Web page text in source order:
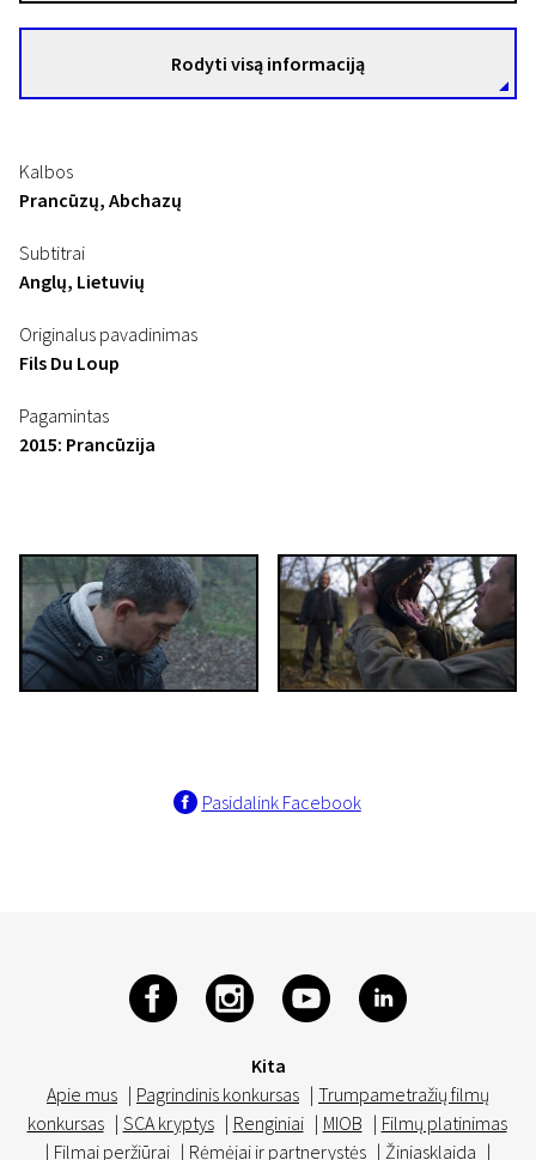
Rodyti visą informaciją
Kalbos
Prancūzų, Abchazų
Subtitrai
Anglų, Lietuvių
Originalus pavadinimas
Fils Du Loup
Pagamintas
2015: Prancūzija
Pasidalink Facebook
Kita
Apie mus | Pagrindinis konkursas | Trumpametražių filmų
konkursas | SCA kryptys | Renginiai | MIOB | Filmų platinimas
| Filmai peržiūrai | Rėmėjai ir partnerystės | Žiniasklaida |